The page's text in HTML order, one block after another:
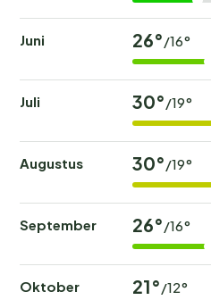
Juni 26° /16°
Juli 30° /19°
Augustus 30° /19°
September 26° /16°
Oktober 21° /12°